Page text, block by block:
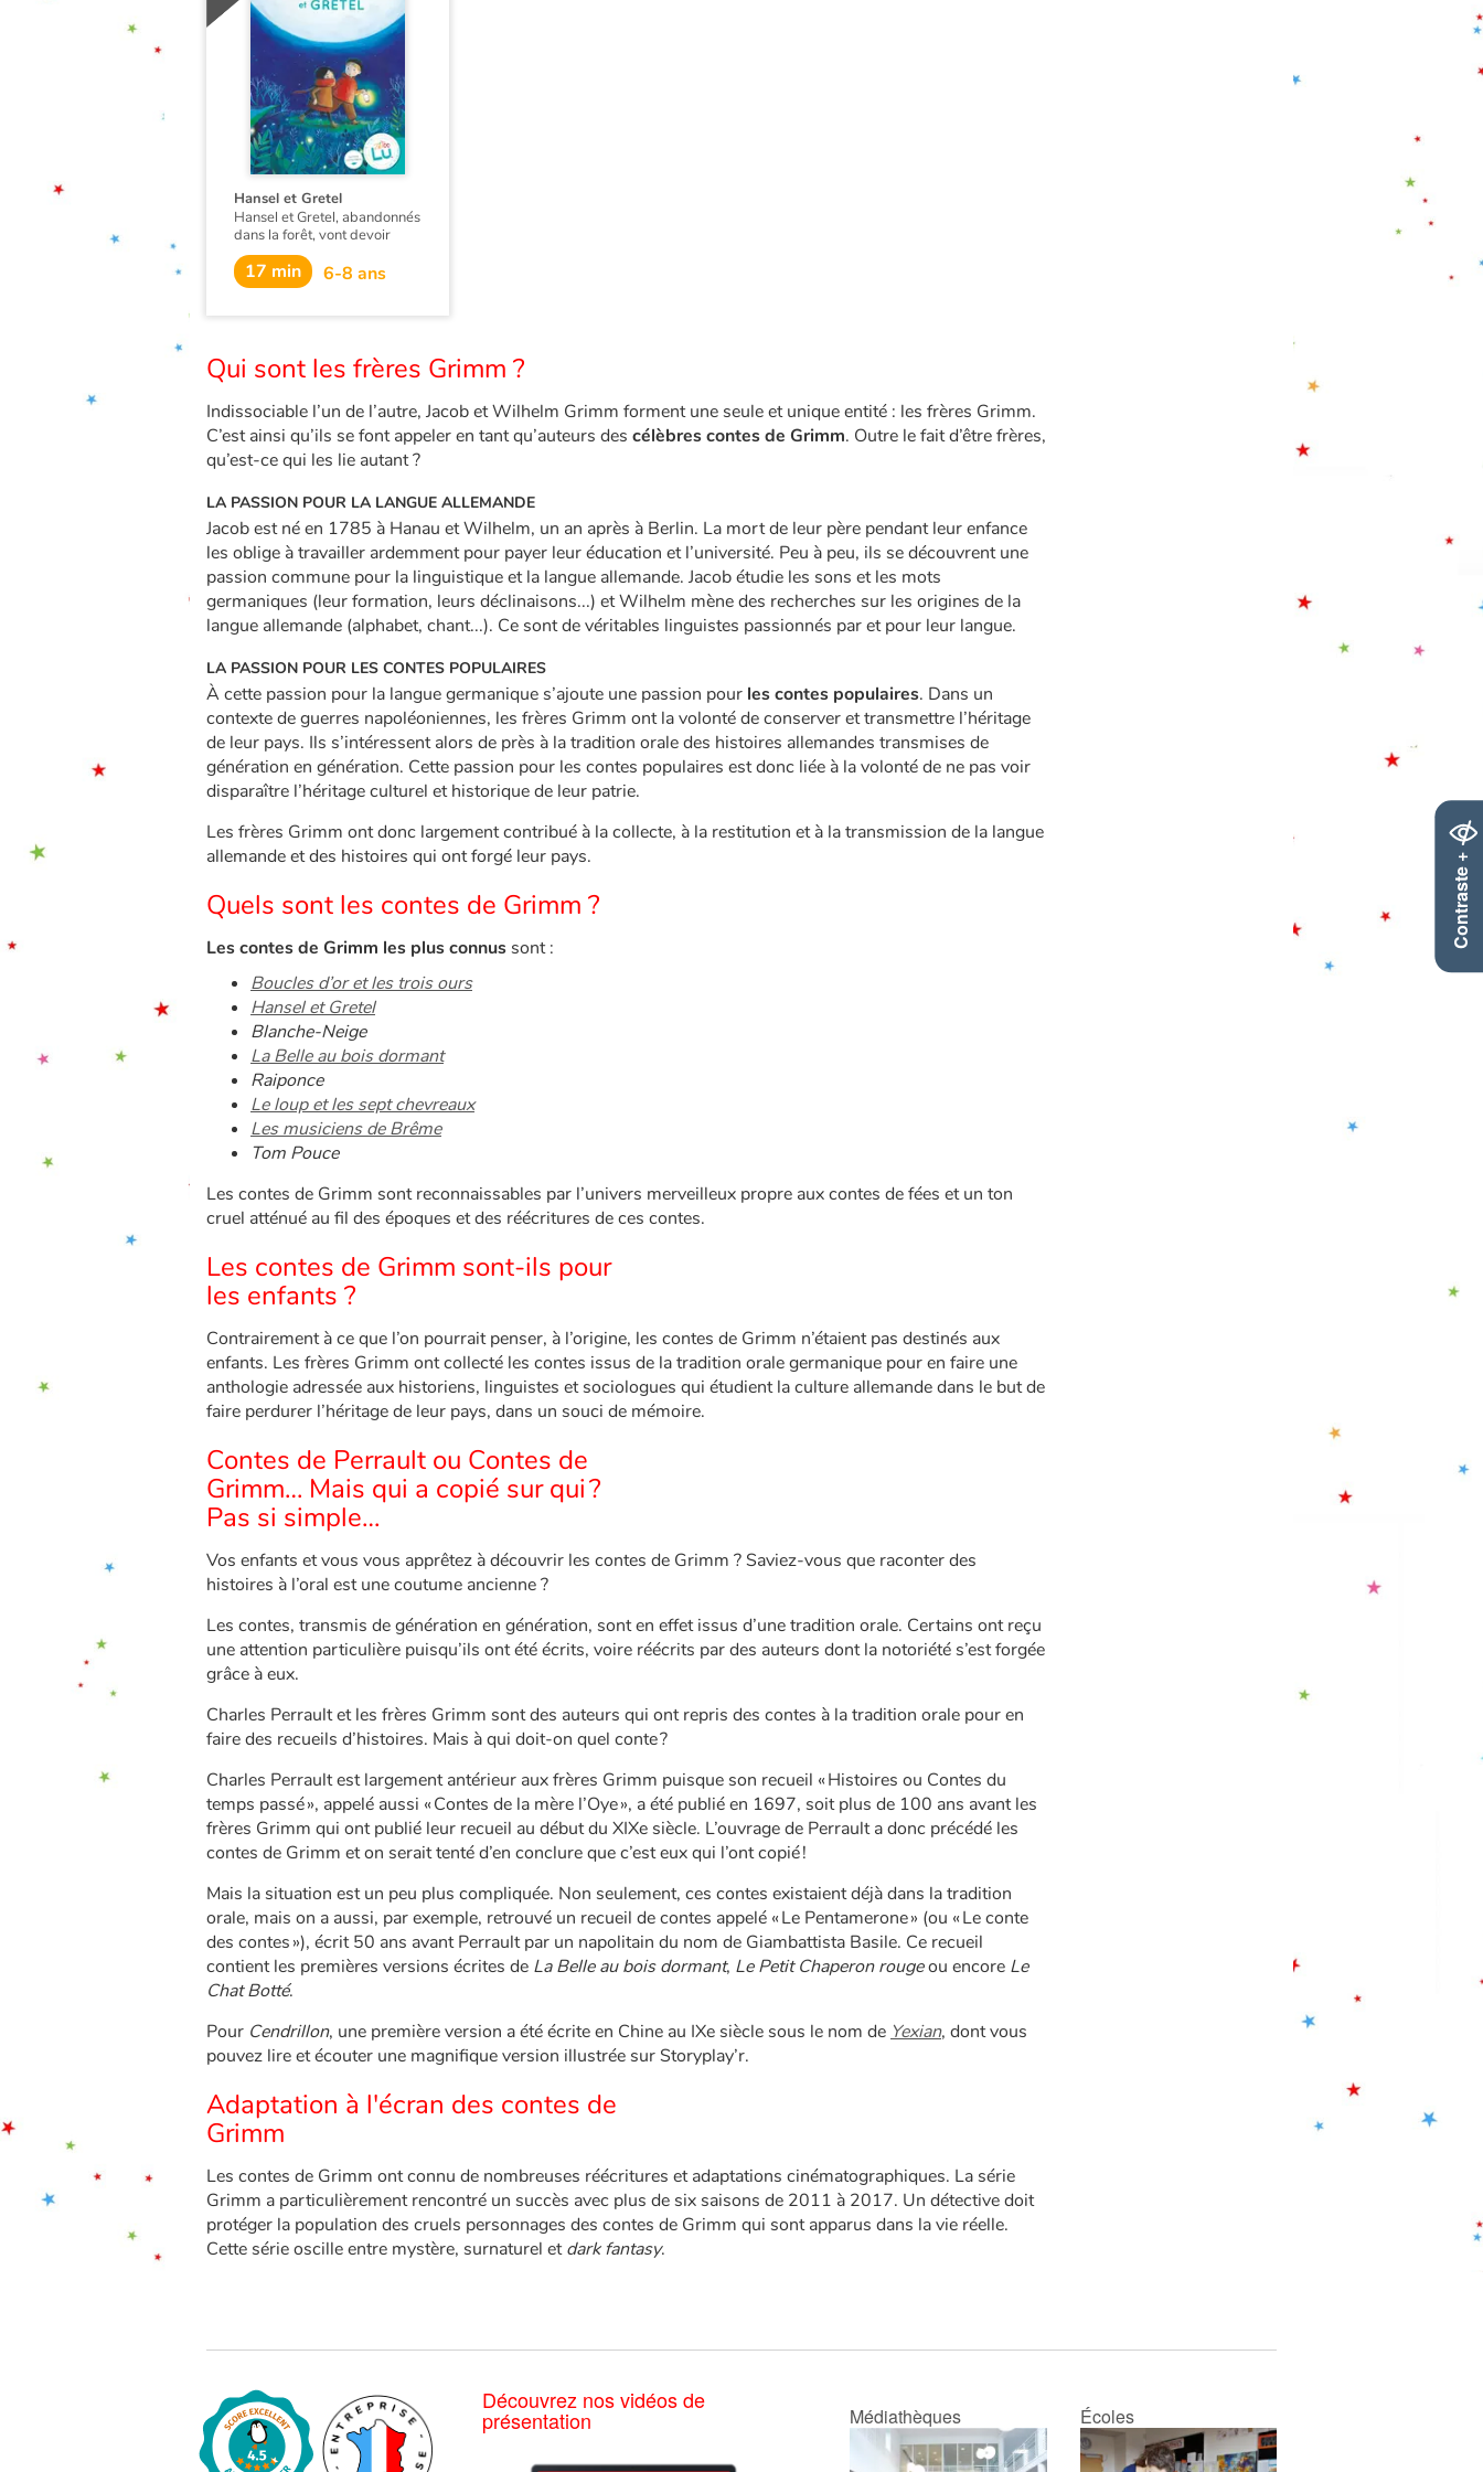
Contraste +
mourras point, tu dormiras
cent ans »…
à leur esprit d'équipe, nos
quatre compères chassent les
malfrats. ils vivront
désormais libres et heureux
dans leur nouveau foyer.
Hansel et Gretel
Hansel et Gretel, abandonnés
dans la forêt, vont devoir
retrouver le chemin leur
maison tout seuls. Mais gare
aux tentations sur le chemin
Grimm, conte traditionnel,
adapté en "lecture
17 min 6-8 ans
Qui sont les frères Grimm ?
Indissociable l’un de l’autre, Jacob et Wilhelm Grimm forment une seule et unique entité : les frères Grimm.
C’est ainsi qu’ils se font appeler en tant qu’auteurs des célèbres contes de Grimm. Outre le fait d’être frères,
qu’est-ce qui les lie autant ?
LA PASSION POUR LA LANGUE ALLEMANDE
Jacob est né en 1785 à Hanau et Wilhelm, un an après à Berlin. La mort de leur père pendant leur enfance
les oblige à travailler ardemment pour payer leur éducation et l’université. Peu à peu, ils se découvrent une
passion commune pour la linguistique et la langue allemande. Jacob étudie les sons et les mots
germaniques (leur formation, leurs déclinaisons...) et Wilhelm mène des recherches sur les origines de la
langue allemande (alphabet, chant...). Ce sont de véritables linguistes passionnés par et pour leur langue.
LA PASSION POUR LES CONTES POPULAIRES
À cette passion pour la langue germanique s’ajoute une passion pour les contes populaires. Dans un
contexte de guerres napoléoniennes, les frères Grimm ont la volonté de conserver et transmettre l’héritage
de leur pays. Ils s’intéressent alors de près à la tradition orale des histoires allemandes transmises de
génération en génération. Cette passion pour les contes populaires est donc liée à la volonté de ne pas voir
disparaître l’héritage culturel et historique de leur patrie.
Les frères Grimm ont donc largement contribué à la collecte, à la restitution et à la transmission de la langue
allemande et des histoires qui ont forgé leur pays.
Quels sont les contes de Grimm ?
Les contes de Grimm les plus connussont :
Boucles d’or et les trois ours
Hansel et Gretel
Blanche-Neige
La Belle au bois dormant
Raiponce
Le loup et les sept chevreaux
Les musiciens de Brême
Tom Pouce
Les contes de Grimm sont reconnaissables par l’univers merveilleux propre aux contes de fées et un ton
cruel atténué au fil des époques et des réécritures de ces contes.
Les contes de Grimm sont-ils pour
les enfants ?
Contrairement à ce que l’on pourrait penser, à l’origine, les contes de Grimm n’étaient pas destinés aux
enfants. Les frères Grimm ont collecté les contes issus de la tradition orale germanique pour en faire une
anthologie adressée aux historiens, linguistes et sociologues qui étudient la culture allemande dans le but de
faire perdurer l’héritage de leur pays, dans un souci de mémoire.
Contes de Perrault ou Contes de
Grimm… Mais qui a copié sur qui ?
Pas si simple…
Vos enfants et vous vous apprêtez à découvrir les contes de Grimm ? Saviez-vous que raconter des
histoires à l’oral est une coutume ancienne ?
Les contes, transmis de génération en génération, sont en effet issus d’une tradition orale. Certains ont reçu
une attention particulière puisqu’ils ont été écrits, voire réécrits par des auteurs dont la notoriété s’est forgée
grâce à eux.
Charles Perrault et les frères Grimm sont des auteurs qui ont repris des contes à la tradition orale pour en
faire des recueils d’histoires. Mais à qui doit-on quel conte ?
Charles Perrault est largement antérieur aux frères Grimm puisque son recueil « Histoires ou Contes du
temps passé », appelé aussi « Contes de la mère l’Oye », a été publié en 1697, soit plus de 100 ans avant les
frères Grimm qui ont publié leur recueil au début du XIXe siècle. L’ouvrage de Perrault a donc précédé les
contes de Grimm et on serait tenté d’en conclure que c’est eux qui l’ont copié !
Mais la situation est un peu plus compliquée. Non seulement, ces contes existaient déjà dans la tradition
orale, mais on a aussi, par exemple, retrouvé un recueil de contes appelé « Le Pentamerone » (ou « Le conte
des contes »), écrit 50 ans avant Perrault par un napolitain du nom de Giambattista Basile. Ce recueil
contient les premières versions écrites de La Belle au bois dormant, Le Petit Chaperon rougeou encore Le
Chat Botté.
Pour Cendrillon, une première version a été écrite en Chine au IXe siècle sous le nom de Yexian, dont vous
pouvez lire et écouter une magnifique version illustrée sur Storyplay’r.
Adaptation à l'écran des contes de
Grimm
Les contes de Grimm ont connu de nombreuses réécritures et adaptations cinématographiques. La série
Grimm a particulièrement rencontré un succès avec plus de six saisons de 2011 à 2017. Un détective doit
protéger la population des cruels personnages des contes de Grimm qui sont apparus dans la vie réelle.
Cette série oscille entre mystère, surnaturel etdark fantasy.
Découvrez nos vidéos de
présentation Médiathèques Écoles